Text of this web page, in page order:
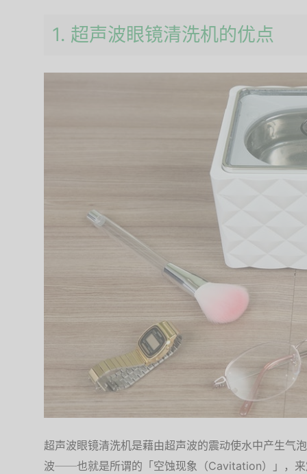
1. 超声波眼镜清洗机的优点
超声波眼镜清洗机是藉由超声波的震动使水中产生气
波──也就是所谓的「空蚀现象（Cavitation）」，来